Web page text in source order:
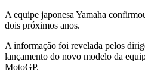
A equipe japonesa Yamaha
dois próximos anos.
A informação foi revelada pelos
lançamento do novo modelo da
MotoGP.